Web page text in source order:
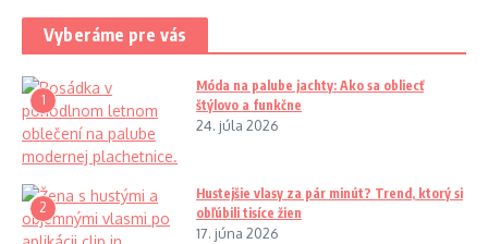
Vyberáme pre vás
1
Móda na palube jachty: Ako sa obliecť
štýlovo a funkčne
24. júla 2026
2
Hustejšie vlasy za pár minút? Trend, ktorý si
obľúbili tisíce žien
17. júna 2026